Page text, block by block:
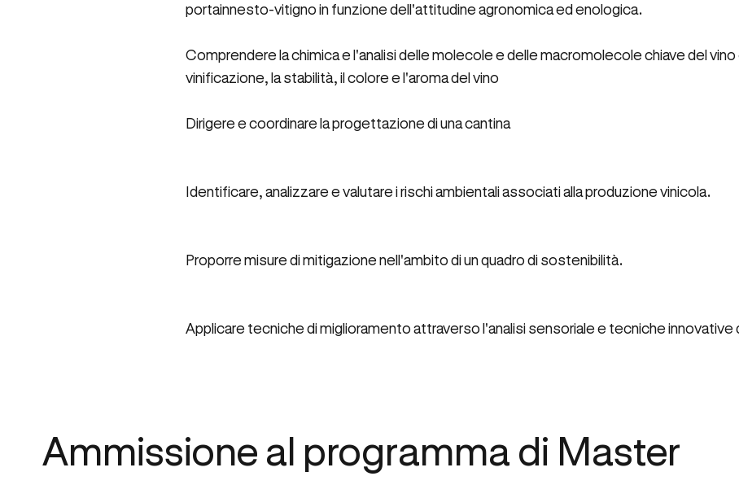
portainnesto-vitigno in funzione dell'attitudine agronomica ed enologica.
Comprendere la chimica e l'analisi delle molecole e delle macromolecole chiave del
vinificazione, la stabilità, il colore e l'aroma del vino
Dirigere e coordinare la progettazione di una cantina
Identificare, analizzare e valutare i rischi ambientali associati alla produzione vinicola.
Proporre misure di mitigazione nell'ambito di un quadro di sostenibilità.
Applicare tecniche di miglioramento attraverso l'analisi sensoriale e tecniche innovative
Ammissione al programma di Master